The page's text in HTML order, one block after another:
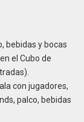
bebidas y bocas
el Cubo de
con jugadores,
palco, bebidas